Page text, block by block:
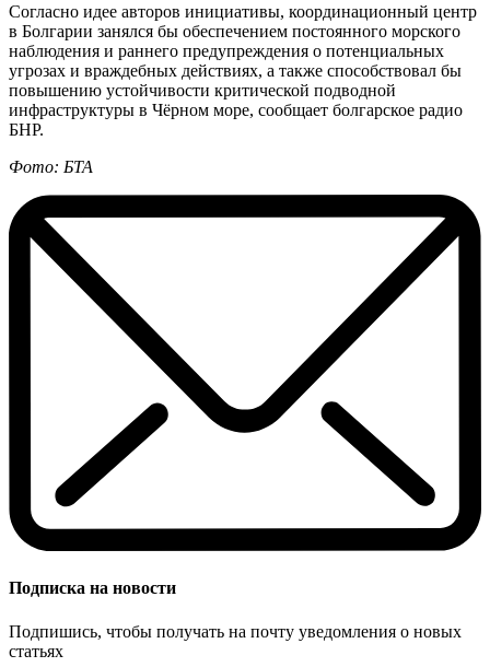
Согласно идее авторов инициативы, координационный центр
в Болгарии занялся бы обеспечением постоянного морского
наблюдения и раннего предупреждения о потенциальных
угрозах и враждебных действиях, а также способствовал бы
повышению устойчивости критической подводной
инфраструктуры в Чёрном море, сообщает болгарское радио
БНР.
Фото: БТА
Подписка на новости
Подпишись, чтобы получать на почту уведомления о новых
статьях